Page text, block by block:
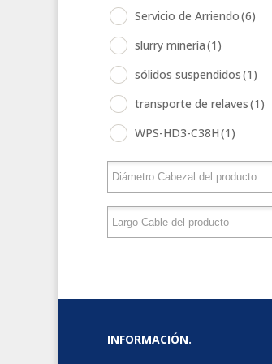
Servicio de Arriendo(6)
slurry minería(1)
sólidos suspendidos(1)
transporte de relaves(1)
WPS-HD3-C38H(1)
INFORMACIÓN.